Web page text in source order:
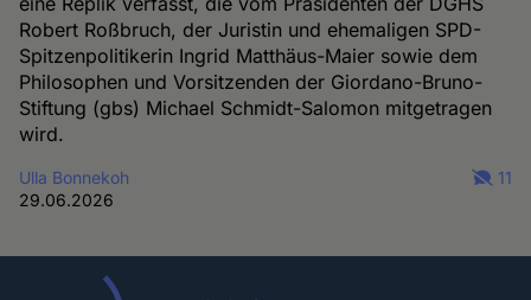
Robert Roßbruch, der Juristin und ehemaligen SPD-
Spitzenpolitikerin Ingrid Matthäus-Maier sowie dem
Philosophen und Vorsitzenden der Giordano-Bruno-
Stiftung (gbs) Michael Schmidt-Salomon mitgetragen
wird.
Ulla Bonnekoh
29.06.2026
11